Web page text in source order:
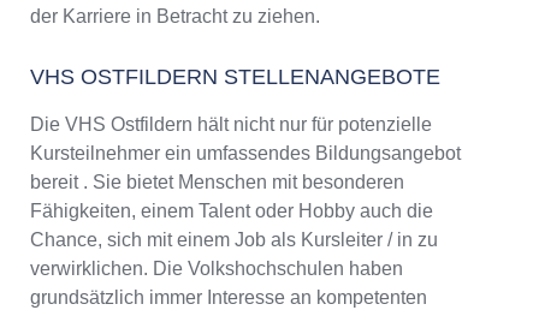
der Karriere in Betracht zu ziehen.
VHS OSTFILDERN STELLENANGEBOTE
Die VHS Ostfildern hält nicht nur für potenzielle
Kursteilnehmer ein umfassendes Bildungsangebot
bereit . Sie bietet Menschen mit besonderen
Fähigkeiten, einem Talent oder Hobby auch die
Chance, sich mit einem Job als Kursleiter / in zu
verwirklichen. Die Volkshochschulen haben
grundsätzlich immer Interesse an kompetenten